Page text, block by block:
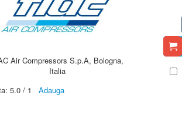
Air Compressors S.p.A, Bologna,
Italia
5.0 / 1 Adauga